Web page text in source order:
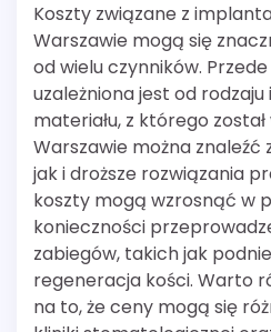
Koszty związane z
Warszawie mogą się
od wielu czynników.
uzależniona jest od
materiału, z którego
Warszawie można
jak i droższe rozwiązania
koszty mogą wzrosnąć w
konieczności
zabiegów, takich jak
regeneracja kości. Warto
na to, że ceny mogą się